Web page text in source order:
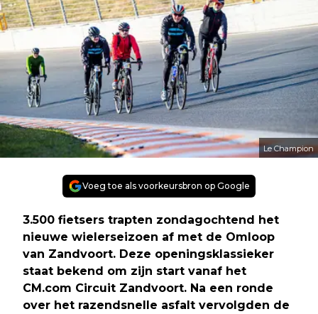
Le Champion
Voeg toe als voorkeursbron op Google
3.500 fietsers trapten zondagochtend het
nieuwe wielerseizoen af met de Omloop
van Zandvoort. Deze openingsklassieker
staat bekend om zijn start vanaf het
CM.com Circuit Zandvoort. Na een ronde
over het razendsnelle asfalt vervolgden de